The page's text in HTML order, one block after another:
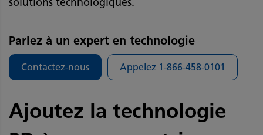
Parlez à un expert en technologie
Contactez-nous Appelez 1-866-458-0101
Ajoutez la technologie